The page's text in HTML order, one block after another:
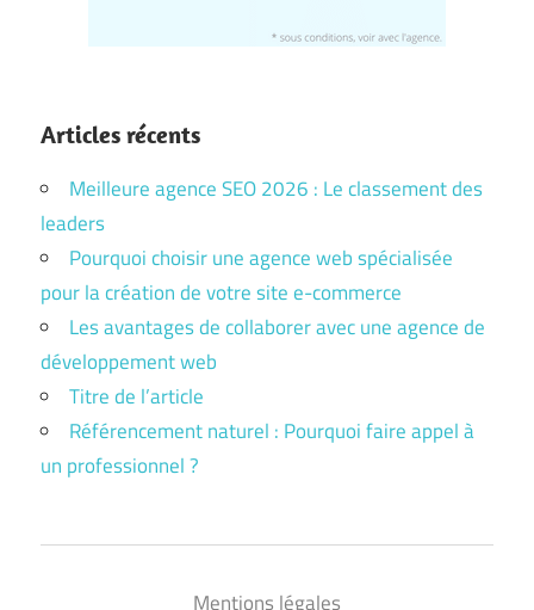
Articles récents
Meilleure agence SEO 2026 : Le classement des
leaders
Pourquoi choisir une agence web spécialisée
pour la création de votre site e-commerce
Les avantages de collaborer avec une agence de
développement web
Titre de l’article
Référencement naturel : Pourquoi faire appel à
un professionnel ?
Mentions légales